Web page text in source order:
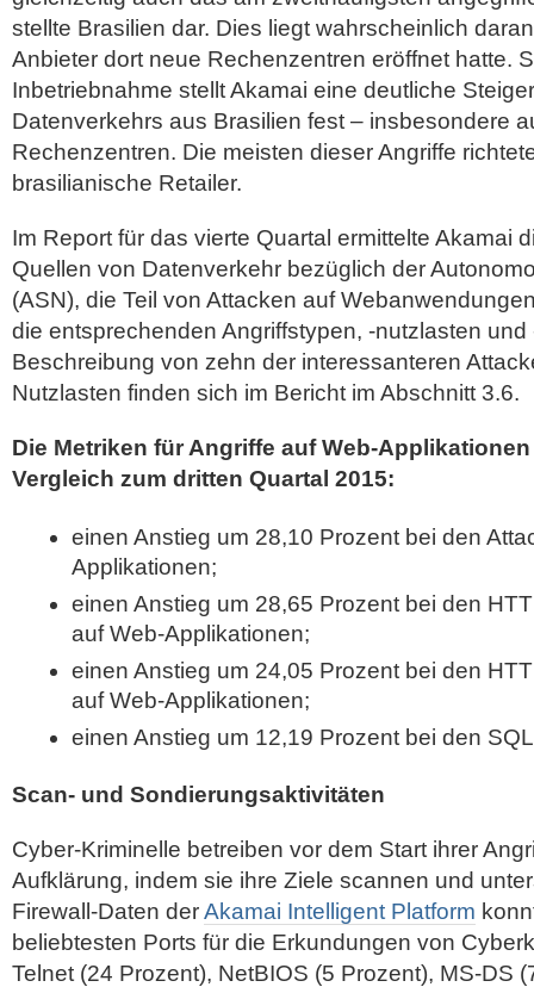
stellte Brasilien dar. Dies liegt wahrscheinlich
Anbieter dort neue Rechenzentren eröffnet hatte.
Inbetriebnahme stellt Akamai eine deutliche
Datenverkehrs aus Brasilien fest – insbesondere
Rechenzentren. Die meisten dieser Angriffe
brasilianische Retailer.
Im Report für das vierte Quartal ermittelte Akamai
Quellen von Datenverkehr bezüglich der
(ASN), die Teil von Attacken auf
die entsprechenden Angriffstypen, -nutzlasten
Beschreibung von zehn der interessanteren
Nutzlasten finden sich im Bericht im Abschnitt 3.6.
Die Metriken für Angriffe auf Web-
Vergleich zum dritten Quartal 2015:
einen Anstieg um 28,10 Prozent bei den
Applikationen;
einen Anstieg um 28,65 Prozent bei den
auf Web-Applikationen;
einen Anstieg um 24,05 Prozent bei den
auf Web-Applikationen;
einen Anstieg um 12,19 Prozent bei den
Scan- und Sondierungsaktivitäten
Cyber-Kriminelle betreiben vor dem Start ihrer
Aufklärung, indem sie ihre Ziele scannen und
Firewall-Daten derAkamai Intelligent Platform
beliebtesten Ports für die Erkundungen von
Telnet (24 Prozent), NetBIOS (5 Prozent), MS-DS